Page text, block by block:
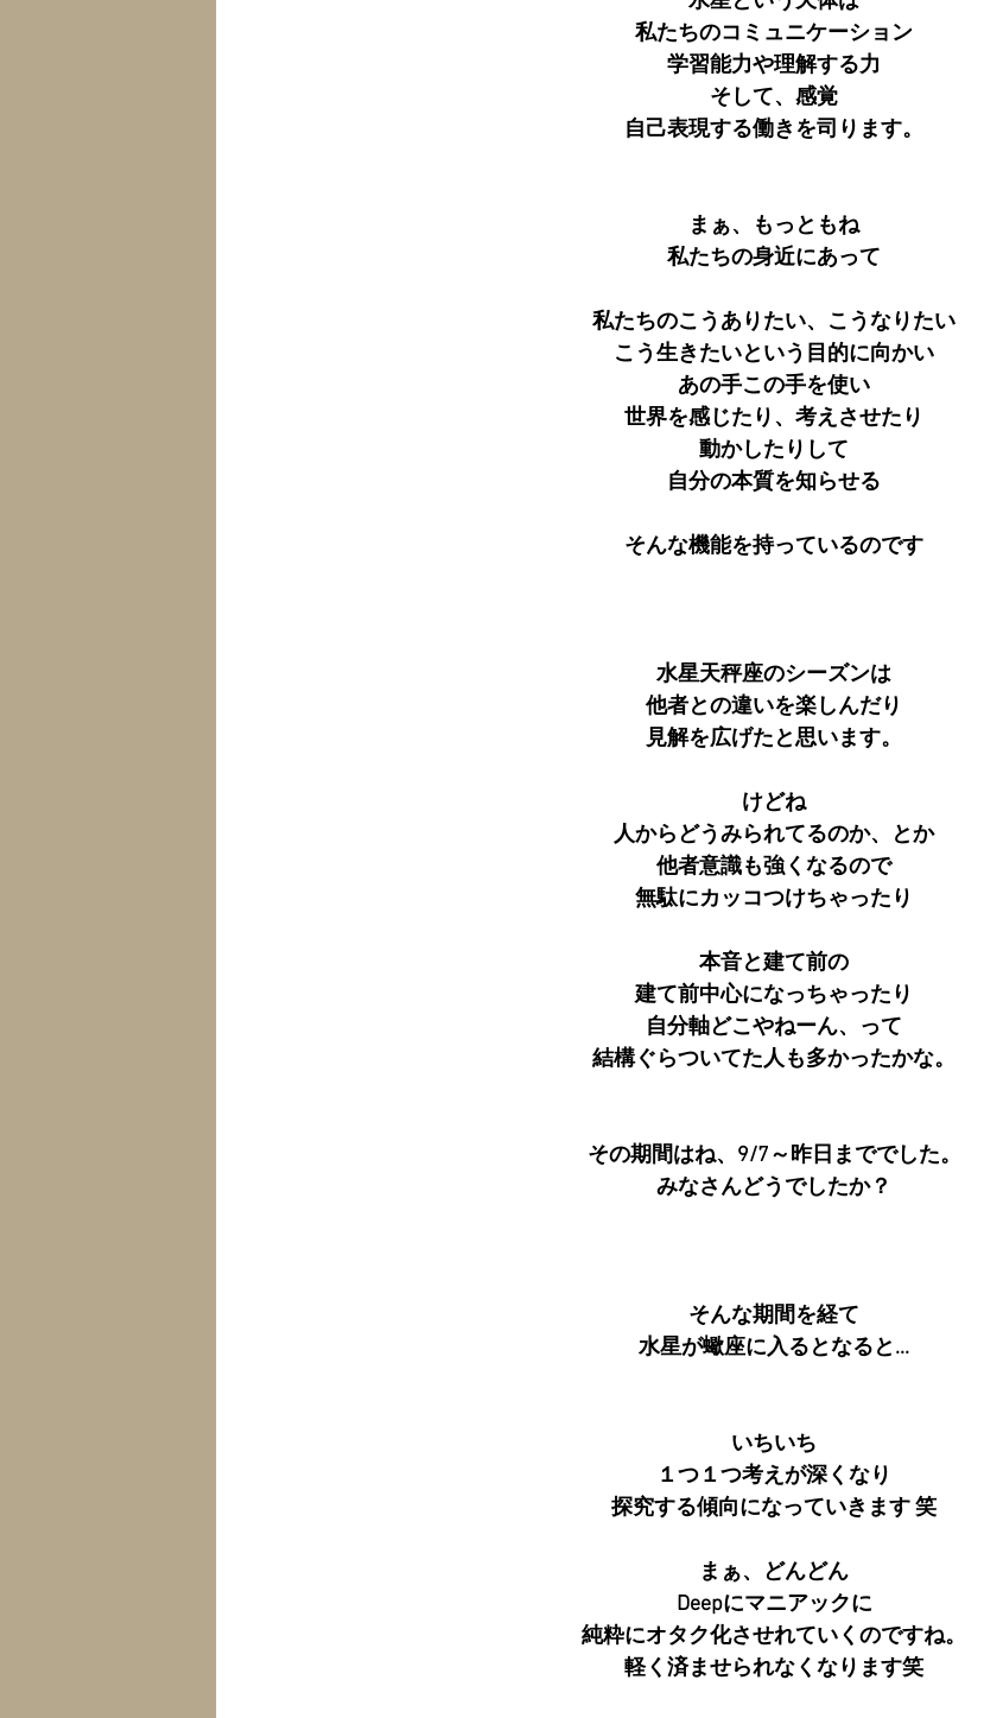
私たちのコミュニケーション
学習能力や理解する力
そして、感覚
自己表現する働きを司ります。
まぁ、もっともね
私たちの身近にあって
私たちのこうありたい、こうなりたい
こう生きたいという目的に向かい
あの手この手を使い
世界を感じたり、考えさせたり
動かしたりして
自分の本質を知らせる
そんな機能を持っているのです
水星天秤座のシーズンは
他者との違いを楽しんだり
見解を広げたと思います。
けどね
人からどうみられてるのか、とか
他者意識も強くなるので
無駄にカッコつけちゃったり
本音と建て前の
建て前中心になっちゃったり
自分軸どこやねーん、って
結構ぐらついてた人も多かったかな。
その期間はね、9/7～昨日まででした。
みなさんどうでしたか？
そんな期間を経て
水星が蠍座に入るとなると...
いちいち
１つ１つ考えが深くなり
探究する傾向になっていきます 笑
まぁ、どんどん
Deepにマニアックに
純粋にオタク化させれていくのですね。
軽く済ませられなくなります笑